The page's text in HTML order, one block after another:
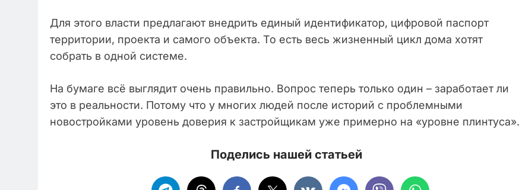
Для этого власти предлагают внедрить единый идентификатор, цифровой паспорт
территории, проекта и самого объекта. То есть весь жизненный цикл дома хотят
собрать в одной системе.
На бумаге всё выглядит очень правильно. Вопрос теперь только один – заработает ли
это в реальности. Потому что у многих людей после историй с проблемными
новостройками уровень доверия к застройщикам уже примерно на «уровне плинтуса».
Поделись нашей статьей